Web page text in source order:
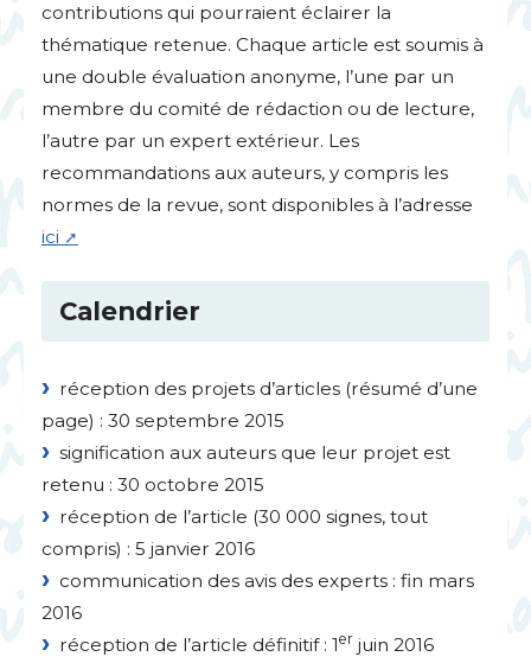
contributions qui pourraient éclairer la
thématique retenue. Chaque article est soumis à
une double évaluation anonyme, l’une par un
membre du comité de rédaction ou de lecture,
l’autre par un expert extérieur. Les
recommandations aux auteurs, y compris les
normes de la revue, sont disponibles à l’adresse
ici
Calendrier
réception des projets d’articles (résumé d’une
page) : 30 septembre 2015
signification aux auteurs que leur projet est
retenu : 30 octobre 2015
réception de l’article (30 000 signes, tout
compris) : 5 janvier 2016
communication des avis des experts : fin mars
2016
réception de l’article définitif : 1er juin 2016